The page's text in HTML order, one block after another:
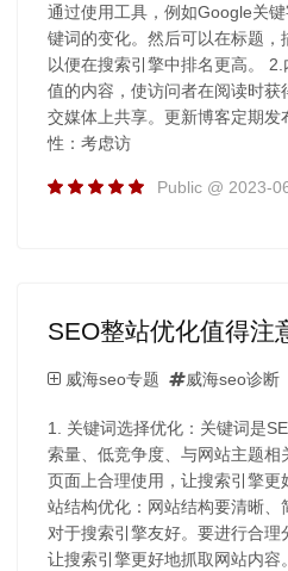
通过使用工具，例如Google关
键词的变化。然后可以在标题，
以便在搜索引擎中排名更高。
值的内容，使访问者在阅读时获
交媒体上共享。更新博客定期
性：考虑访
Public @ 2023-
SEO整站优化值得注
威海seo专题 威海seo诊断
1. 关键词选择优化：关键词是
索量、低竞争度、与网站主题相
页面上合理使用，让搜索引擎更
站结构优化：网站结构要清晰、
对于搜索引擎友好。要进行合理
让搜索引擎更好地抓取网站内容